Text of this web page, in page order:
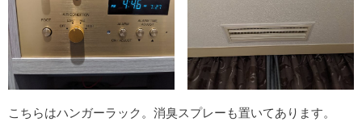
こちらはハンガーラック。消臭スプレーも置いてあります。